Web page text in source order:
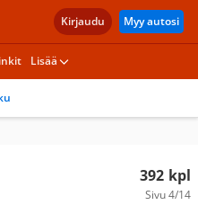
Kirjaudu Myy autosi
Lisää
392 kpl
Sivu4/14